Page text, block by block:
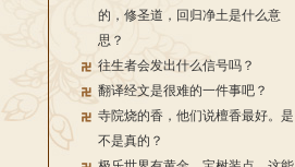
的，修圣道，回归净土是什么意
思？
往生者会发出什么信号吗？
翻译经文是很难的一件事吧？
寺院烧的香，他们说檀香最好。是
不是真的？